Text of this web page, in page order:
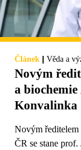
Článek | Věda a
Novým
a biochemie
Konvalinka
Novým ředitelem
ČR se stane